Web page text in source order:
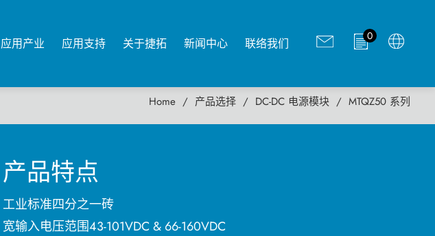
应用产业 应用支持 关于捷拓 新闻中心 联络我们
0
Home 产品选择 DC-DC 电源模块 MTQZ50 系列
产品特点
工业标准四分之一砖
宽输入电压范围43-101VDC & 66-160VDC